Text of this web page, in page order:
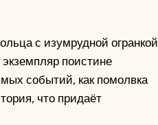
с изумрудной огранкой
поистине
событий, как помолвка
что придаёт